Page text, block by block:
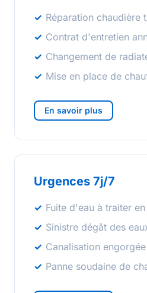
Réparation chaudière
Contrat d'entretien
Changement de
Mise en place de
En savoir plus
Urgences 7j/7
Fuite d'eau à traiter
Sinistre dégât des
Canalisation engorgée
Panne soudaine de